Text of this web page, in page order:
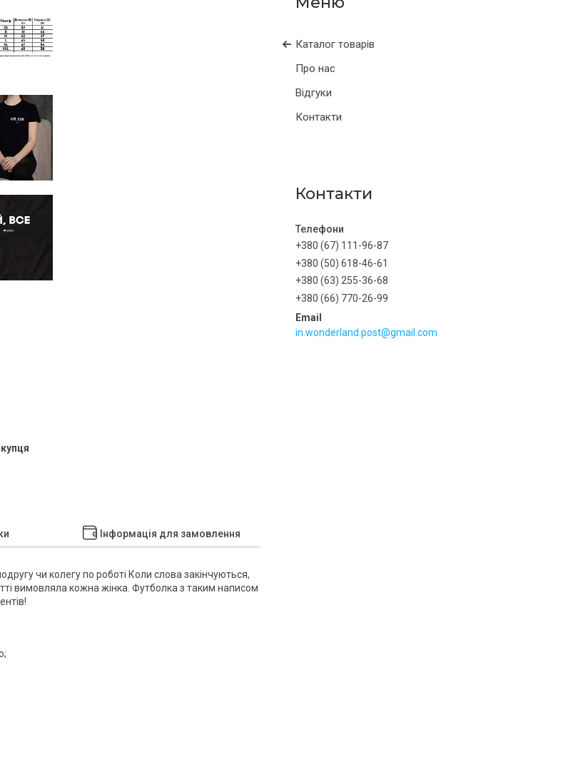
Каталог товарів
Про нас
Відгуки
Контакти
Контакти
+380 (67) 111-96-87
+380 (50) 618-46-61
+380 (63) 255-36-68
+380 (66) 770-26-99
in.wonderland.post@gmail.com
Інформація для замовлення
чи колегу по роботі Коли слова закінчуються,
вимовляла кожна жінка. Футболка з таким написом